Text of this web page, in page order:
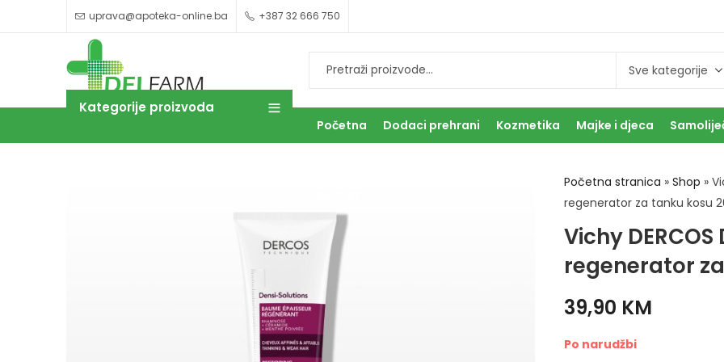
uprava@apoteka-online.ba +387 32 666 750
Kategorije proizvoda
Početna Dodaci prehrani Kozmetika Majke i djeca
Početna stranica » Shop »
regenerator za tanku kosu
Vichy
regenerator
39,90 KM
Po narudžbi